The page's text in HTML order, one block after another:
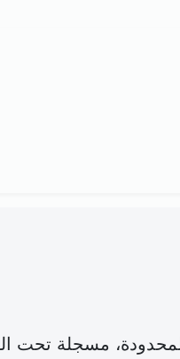
مسجلة تحت